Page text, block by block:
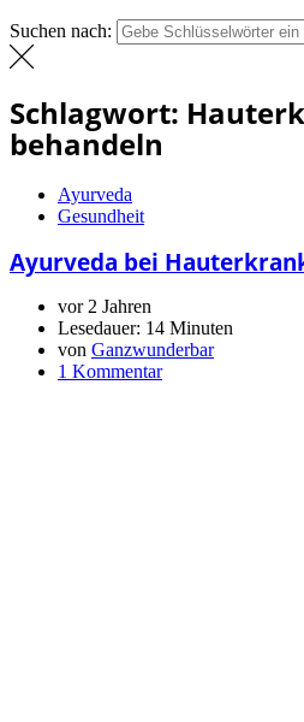
Suchen nach:
Schlagwort:
behandeln
Ayurveda
Gesundheit
Ayurveda bei
vor 2 Jahren
Lesedauer: 14 Minuten
von Ganzwunderbar
1 Kommentar